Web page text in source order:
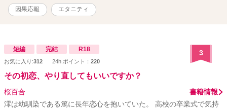
因果応報 エタニティ
短編 完結 R18
お気に入り:312 24h.ポイント： 220
3
その初恋、やり直してもいいですか？
桜百合
書籍情報
澪は幼馴染である篤に長年恋心を抱いていた。 高校の卒業式で気持